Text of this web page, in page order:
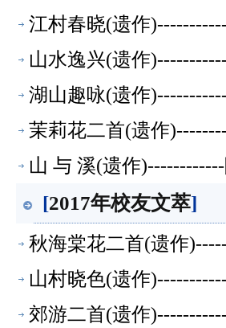
江村春晓(遗作
山水逸兴(遗作
湖山趣咏(遗作
茉莉花二首(遗作
山 与 溪(遗作
[2017年校友文萃]
秋海棠花二首(遗作
山村晓色(遗作
郊游二首(遗作